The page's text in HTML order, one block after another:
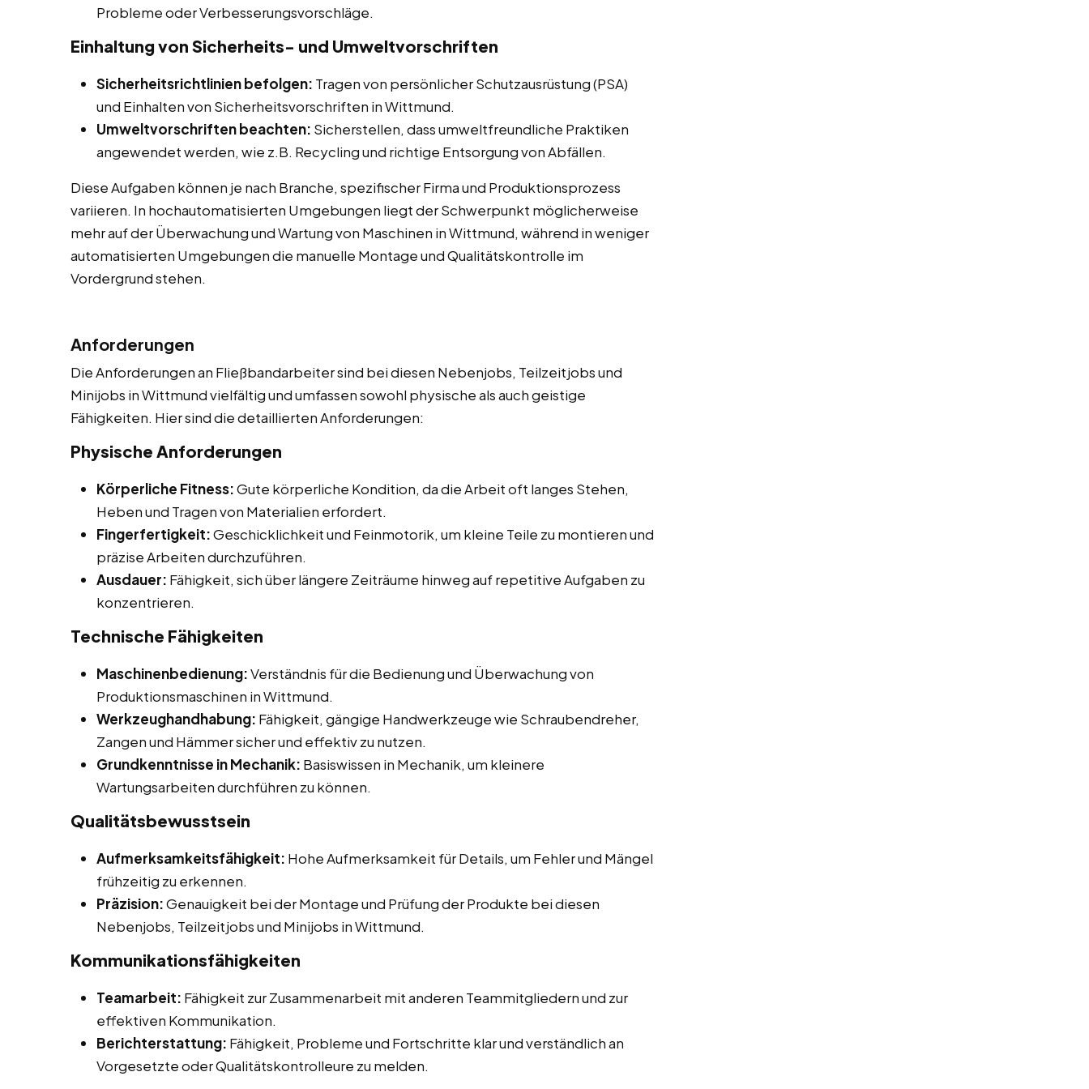
Probleme oder Verbesserungsvorschläge.
Einhaltung von Sicherheits- und Umweltvorschriften
Sicherheitsrichtlinien befolgen: Tragen von persönlicher Schutzausrüstung (PSA)
und Einhalten von Sicherheitsvorschriften in Wittmund.
Umweltvorschriften beachten: Sicherstellen, dass umweltfreundliche Praktiken
angewendet werden, wie z.B. Recycling und richtige Entsorgung von Abfällen.
Diese Aufgaben können je nach Branche, spezifischer Firma und Produktionsprozess
variieren. In hochautomatisierten Umgebungen liegt der Schwerpunkt möglicherweise
mehr auf der Überwachung und Wartung von Maschinen in Wittmund, während in weniger
automatisierten Umgebungen die manuelle Montage und Qualitätskontrolle im
Vordergrund stehen.
Anforderungen
Die Anforderungen an Fließbandarbeiter sind bei diesen Nebenjobs, Teilzeitjobs und
Minijobs in Wittmund vielfältig und umfassen sowohl physische als auch geistige
Fähigkeiten. Hier sind die detaillierten Anforderungen:
Physische Anforderungen
Körperliche Fitness:Gute körperliche Kondition, da die Arbeit oft langes Stehen,
Heben und Tragen von Materialien erfordert.
Fingerfertigkeit:Geschicklichkeit und Feinmotorik, um kleine Teile zu montieren und
präzise Arbeiten durchzuführen.
Ausdauer: Fähigkeit, sich über längere Zeiträume hinweg auf repetitive Aufgaben zu
konzentrieren.
Technische Fähigkeiten
Maschinenbedienung:Verständnis für die Bedienung und Überwachung von
Produktionsmaschinen in Wittmund.
Werkzeughandhabung: Fähigkeit, gängige Handwerkzeuge wie Schraubendreher,
Zangen und Hämmer sicher und effektiv zu nutzen.
Grundkenntnisse in Mechanik: Basiswissen in Mechanik, um kleinere
Wartungsarbeiten durchführen zu können.
Qualitätsbewusstsein
Aufmerksamkeitsfähigkeit: Hohe Aufmerksamkeit für Details, um Fehler und Mängel
frühzeitig zu erkennen.
Präzision:Genauigkeit bei der Montage und Prüfung der Produkte bei diesen
Nebenjobs, Teilzeitjobs und Minijobs in Wittmund.
Kommunikationsfähigkeiten
Teamarbeit: Fähigkeit zur Zusammenarbeit mit anderen Teammitgliedern und zur
effektiven Kommunikation.
Berichterstattung: Fähigkeit, Probleme und Fortschritte klar und verständlich an
Vorgesetzte oder Qualitätskontrolleure zu melden.